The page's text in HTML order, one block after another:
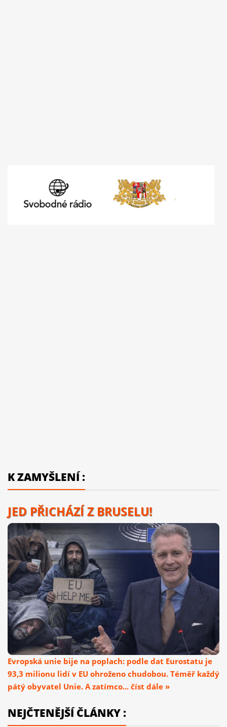
K ZAMYŠLENÍ :
JED PŘICHÁZÍ Z BRUSELU!
Evropská unie bije na poplach: podle dat Eurostatu je
93,3 milionu lidí v EU ohroženo chudobou. Téměř každý
pátý obyvatel Unie. A zatímco... číst dále »
NEJČTENĚJŠÍ ČLÁNKY :